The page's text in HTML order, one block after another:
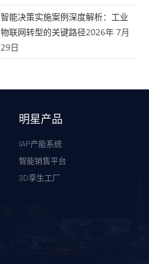
智能决策实施案例深度解析：工业
物联网转型的关键路径2026年 7月
29日
明星产品
IAP产能系统
智能销售平台
3D孪生工厂